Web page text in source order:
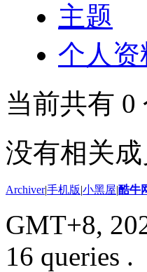
主题
个人资
当前共有 0
没有相关成
Archiver|手机版|小黑屋|酷牛
GMT+8,
16 queries .